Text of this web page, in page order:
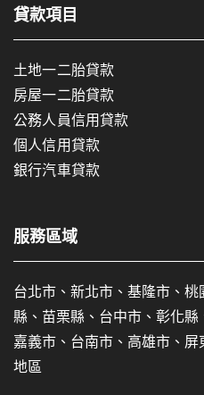
貸款項目
土地一二胎貸款
房屋一二胎貸款
公務人員信用貸款
個人信用貸款
銀行汽車貸款
服務區域
台北市、新北市、基隆市、
縣、苗栗縣、台中市、彰化縣
嘉義市、台南市、高雄市、
地區